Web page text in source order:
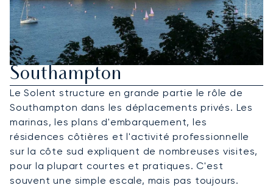
Louer Un Jet Privé Pour
Southampton
Le Solent structure en grande partie le rôle de
Southampton dans les déplacements privés. Les
marinas, les plans d'embarquement, les
résidences côtières et l'activité professionnelle
sur la côte sud expliquent de nombreuses visites,
pour la plupart courtes et pratiques. C'est
souvent une simple escale, mais pas toujours.